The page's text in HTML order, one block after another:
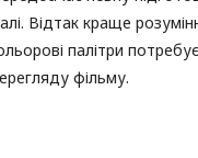
Відтак краще
палітри потребує
фільму.